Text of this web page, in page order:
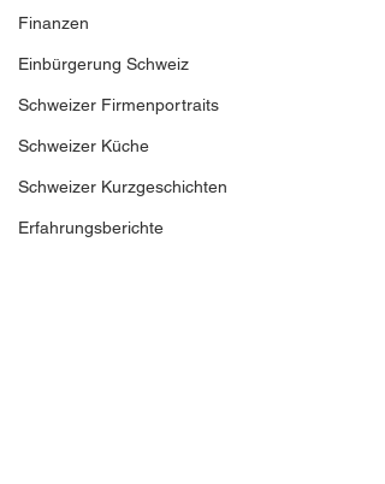
Finanzen
Einbürgerung Schweiz
Schweizer Firmenportraits
Schweizer Küche
Schweizer Kurzgeschichten
Erfahrungsberichte